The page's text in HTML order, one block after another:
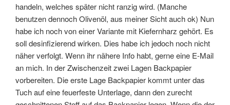
handeln, welches später nicht ranzig wird. (Manche
benutzen dennoch Olivenöl, aus meiner Sicht auch ok) Nun
habe ich noch von einer Variante mit Kiefernharz gehört. Es
soll desinfizierend wirken. Dies habe ich jedoch noch nicht
näher verfolgt. Wenn ihr nähere Info habt, gerne eine E-Mail
an mich. In der Zwischenzeit zwei Lagen Backpapier
vorbereiten. Die erste Lage Backpapier kommt unter das
Tuch auf eine feuerfeste Unterlage, dann den zurecht